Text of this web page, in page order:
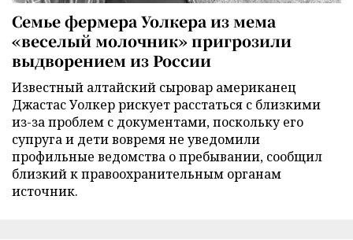
Семье фермера Уолкера из мема
«веселый молочник» пригрозили
выдворением из России
Известный алтайский сыровар американец
Джастас Уолкер рискует расстаться с близкими
из-за проблем с документами, поскольку его
супруга и дети вовремя не уведомили
профильные ведомства о пребывании, сообщил
близкий к правоохранительным органам
источник.